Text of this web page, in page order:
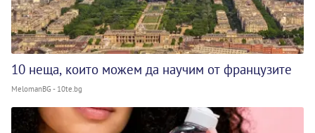
10 неща, които можем да научим от французите
MelomanBG - 10te.bg